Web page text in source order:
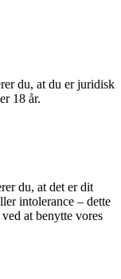
du, at du er juridisk
18 år.
du, at det er dit
intolerance – dette
at benytte vores